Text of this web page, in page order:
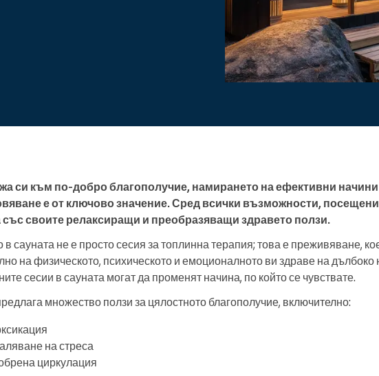
си към по-добро благополучие, намирането на ефективни начини
е от ключово значение. Сред всички възможности,
със своите релаксиращи и преобразяващи здравето ползи.
в сауната не е просто сесия за топлинна терапия; това е преживяване,
на физическото, психическото и емоционалното ви здраве на
сесии в сауната могат да променят начина, по който се чувствате.
множество ползи за цялостното благополучие, включително:
на стреса
циркулация